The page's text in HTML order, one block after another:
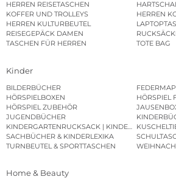
HERREN REISETASCHEN
KOFFER UND TROLLEYS
HERREN
HERREN KULTURBEUTEL
REISEGEPÄCK DAMEN
TASCHEN FÜR HERREN
TOTE BAG
Kinder
BILDERBÜCHER
HÖRSPIELBOXEN
HÖRSPIEL
HÖRSPIEL ZUBEHÖR
JUGENDBÜCHER
KINDERGARTENRUCKSACK |
SACHBÜCHER & KINDERLEXIKA
TURNBEUTEL & SPORTTASCHEN
Home & Beauty